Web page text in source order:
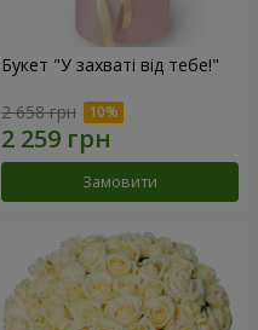
Букет "У захваті від тебе!"
2 658 грн
Замовити